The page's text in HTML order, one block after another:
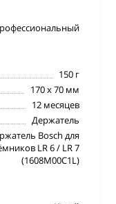
150 г
170 x 70 мм
12 месяцев
Держатель
Bosch для
LR 6 / LR 7
(1608M00C1L)